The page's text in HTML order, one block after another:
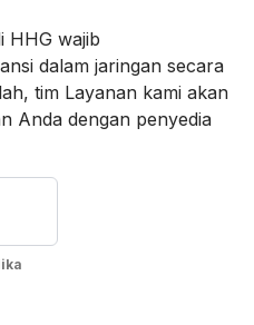
HHG wajib
dalam jaringan secara
tim Layanan kami akan
Anda dengan penyedia